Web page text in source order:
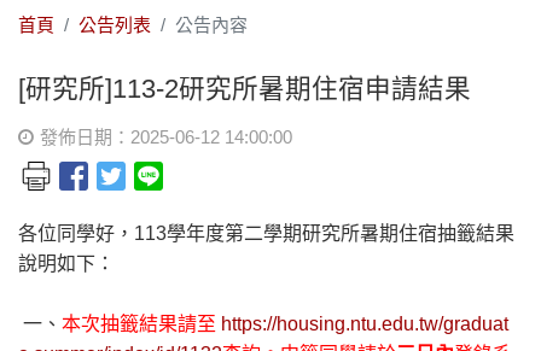
首頁 公告列表 公告內容
[研究所]113-2研究所暑期住宿申請結果
發佈日期：2025-06-12 14:00:00
各位同學好，113學年度第二學期研究所暑期住宿抽籤結果
說明如下：
一、 本次抽籤結果請至 https://housing.ntu.edu.tw/graduat